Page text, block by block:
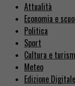
Attualità
Economia e
Politica
Sport
Cultura e
Meteo
Edizione Digitale